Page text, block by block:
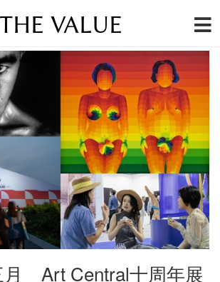
THE VALUE
月 Art Central十周年展